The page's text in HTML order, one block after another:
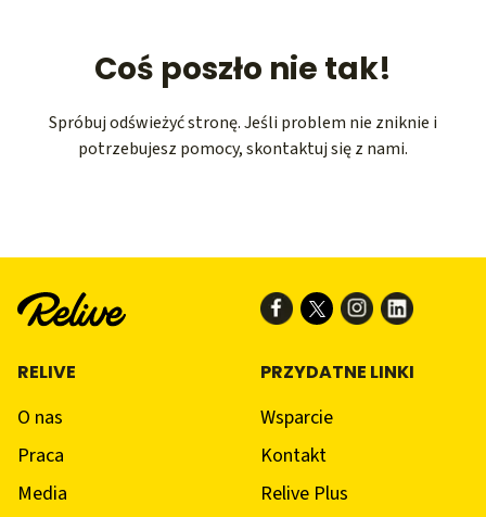
Coś poszło nie tak!
Spróbuj odświeżyć stronę. Jeśli problem nie zniknie i
potrzebujesz pomocy, skontaktuj się z nami.
RELIVE
O nas
Praca
Media
PRZYDATNE LINKI
Wsparcie
Kontakt
Relive Plus